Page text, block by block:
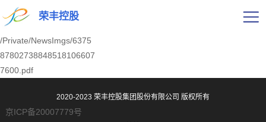
荣丰控股
/Private/NewsImgs/6375
87802738848518106607
7600.pdf
2020-2023 荣丰控股集团股份有限公司 版权所有
京ICP备20007779号